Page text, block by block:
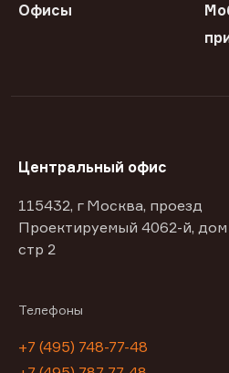
Офисы
Центральный офис
115432, г Москва, проезд
Проектируемый 4062-й, дом
стр 2
Телефоны
+7 (495) 748-77-48